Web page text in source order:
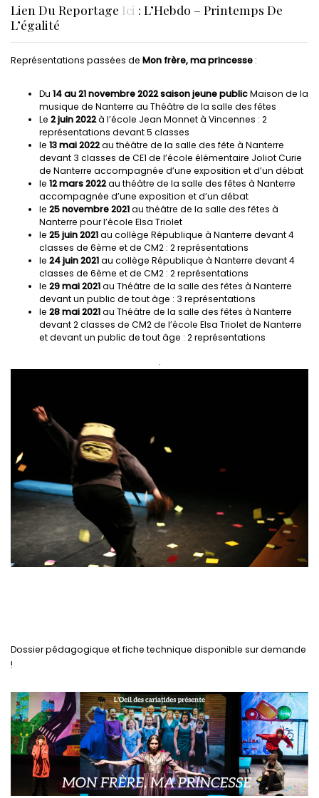
Lien Du Reportage Ici : L’Hebdo – Printemps De
L’égalité
Représentations passées de Mon frère, ma princesse :
Du 14 au 21 novembre 2022saison jeune publicMaison de la
musique de Nanterre au Théâtre de la salle des fêtes
Le 2 juin 2022à l’école Jean Monnet à Vincennes : 2
représentations devant 5 classes
le 13 mai 2022au théâtre de la salle des fête à Nanterre
devant 3 classes de CE1 de l’école élémentaire Joliot Curie
de Nanterre accompagnée d’une exposition et d’un débat
le 12 mars 2022au théâtre de la salle des fêtes à Nanterre
accompagnée d’une exposition et d’un débat
le 25 novembre 2021au théâtre de la salle des fêtes à
Nanterre pour l’école Elsa Triolet
le 25 juin 2021au collège République à Nanterre devant 4
classes de 6ème et de CM2 : 2 représentations
le 24 juin 2021au collège République à Nanterre devant 4
classes de 6ème et de CM2 : 2 représentations
le 29 mai 2021au Théâtre de la salle des fêtes à Nanterre
devant un public de tout âge : 3 représentations
le 28 mai 2021au Théâtre de la salle des fêtes à Nanterre
devant 2 classes de CM2 de l’école Elsa Triolet de Nanterre
et devant un public de tout âge : 2 représentations
.
Dossier pédagogique et fiche technique disponible sur demande
!